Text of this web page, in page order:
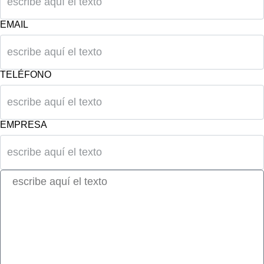
EMAIL
TELÉFONO
EMPRESA